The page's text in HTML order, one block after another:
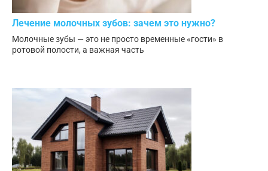
Лечение молочных зубов: зачем это нужно?
Молочные зубы — это не просто временные «гости» в
ротовой полости, а важная часть